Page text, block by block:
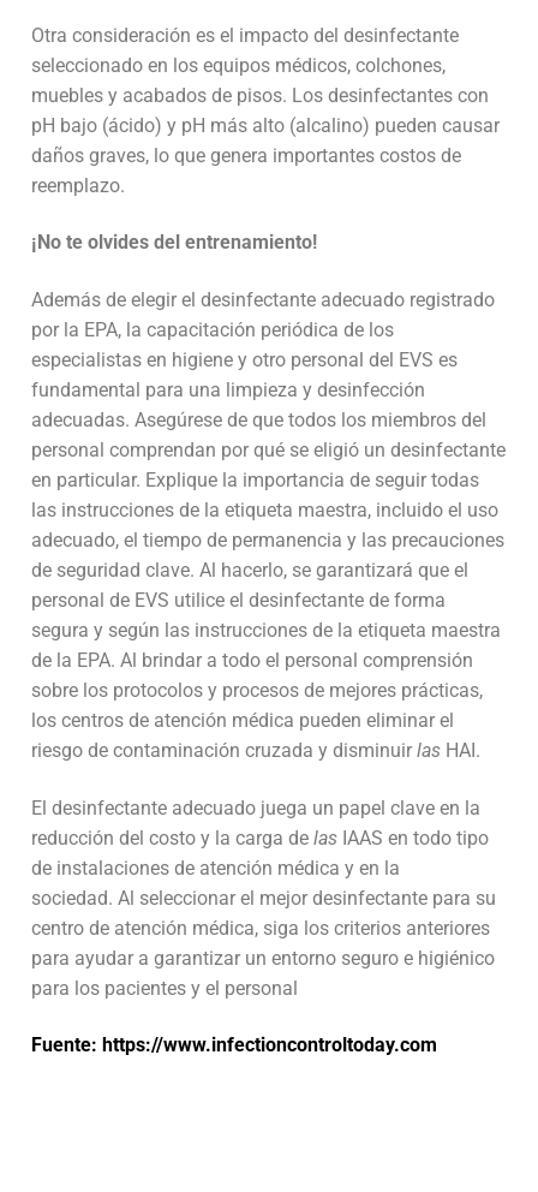
Otra consideración es el impacto del desinfectante
seleccionado en los equipos médicos, colchones,
muebles y acabados de pisos. Los desinfectantes con
pH bajo (ácido) y pH más alto (alcalino) pueden causar
daños graves, lo que genera importantes costos de
reemplazo.
¡No te olvides del entrenamiento!
Además de elegir el desinfectante adecuado registrado
por la EPA, la capacitación periódica de los
especialistas en higiene y otro personal del EVS es
fundamental para una limpieza y desinfección
adecuadas. Asegúrese de que todos los miembros del
personal comprendan por qué se eligió un desinfectante
en particular. Explique la importancia de seguir todas
las instrucciones de la etiqueta maestra, incluido el uso
adecuado, el tiempo de permanencia y las precauciones
de seguridad clave. Al hacerlo, se garantizará que el
personal de EVS utilice el desinfectante de forma
segura y según las instrucciones de la etiqueta maestra
de la EPA. Al brindar a todo el personal comprensión
sobre los protocolos y procesos de mejores prácticas,
los centros de atención médica pueden eliminar el
riesgo de contaminación cruzada y disminuir las HAI.
El desinfectante adecuado juega un papel clave en la
reducción del costo y la carga de las IAAS en todo tipo
de instalaciones de atención médica y en la
sociedad. Al seleccionar el mejor desinfectante para su
centro de atención médica, siga los criterios anteriores
para ayudar a garantizar un entorno seguro e higiénico
para los pacientes y el personal
Fuente: https://www.infectioncontroltoday.com